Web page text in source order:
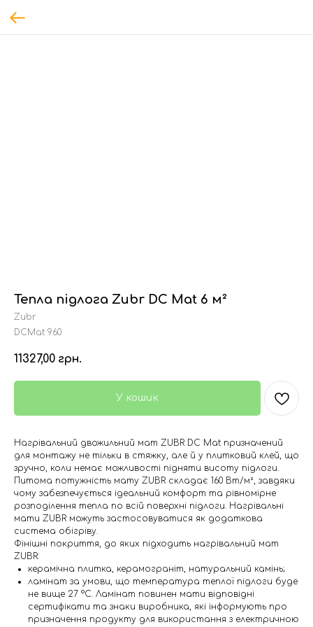
Тепла підлога Zubr DC Mat 6 м²
Zubr
DCMat 960
11327,00 грн.
У кошик
Нагрівальний двожильний мат ZUBR DC Mat призначений
для монтажу не тільки в стяжку, але й у плитковий клей, що
зручно, коли немає можливості підняти висоту підлоги.
Питома потужність мату ZUBR складає 160 Вт/м², завдяки
чому забезпечується ідеальний комфорт та рівномірне
розподілення тепла по всій поверхні підлоги. Нагрівальні
мати ZUBR можуть застосовуватися як додаткова
система обігріву.
Фінішні покриття, до яких підходить нагрівальний мат
ZUBR:
керамічна плитка, керамограніт, натуральний камінь;
ламінат за умови, що температура теплої підлоги буде
не вище 27 °C. Ламінат повинен мати відповідні
сертифікати та знаки виробника, які інформують про
призначення продукту для використання з електричною